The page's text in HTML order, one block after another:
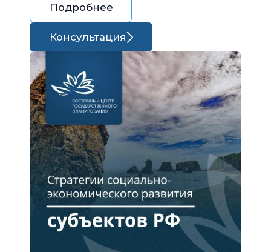
Подробнее
Консультация